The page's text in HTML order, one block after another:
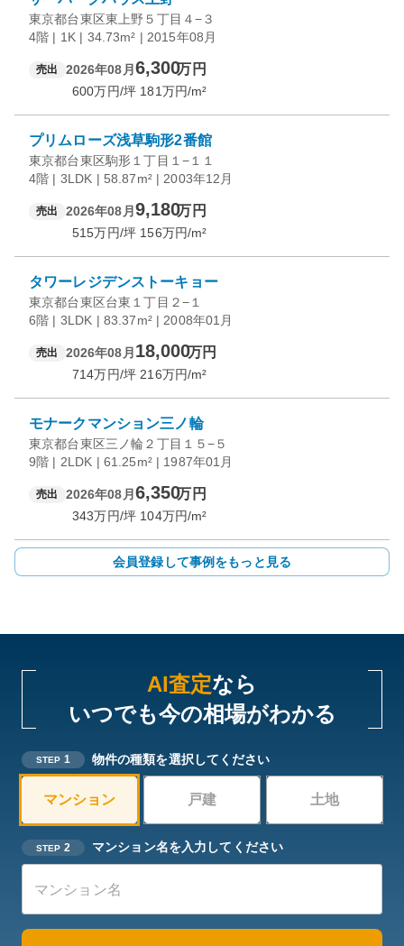
東京都台東区東上野５丁目４−３
4階 | 1K | 34.73m² | 2015年08月
売出 2026年08月 6,300万円
600万円/坪 181万円/m²
プリムローズ浅草駒形2番館
東京都台東区駒形１丁目１−１１
4階 | 3LDK | 58.87m² | 2003年12月
売出 2026年08月 9,180万円
515万円/坪 156万円/m²
タワーレジデンストーキョー
東京都台東区台東１丁目２−１
6階 | 3LDK | 83.37m² | 2008年01月
売出 2026年08月 18,000万円
714万円/坪 216万円/m²
モナークマンション三ノ輪
東京都台東区三ノ輪２丁目１５−５
9階 | 2LDK | 61.25m² | 1987年01月
売出 2026年08月 6,350万円
343万円/坪 104万円/m²
会員登録して事例をもっと見る
AI査定なら
いつでも今の相場がわかる
STEP 1 物件の種類を選択してください
マンション 戸建 土地
STEP 2 マンション名を入力してください